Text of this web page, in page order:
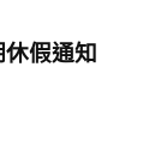
休假通知